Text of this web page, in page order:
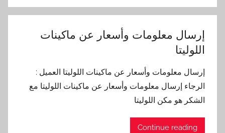
إرسال معلومات وأسعار عن ماكينات
اللوليتا
إرسال معلومات وأسعار عن ماكينات اللوليتا العميل :
الرجاء إرسال معلومات وأسعار عن ماكينات اللوليتا مع
الشكر هو مكن اللوليتا
Continue reading